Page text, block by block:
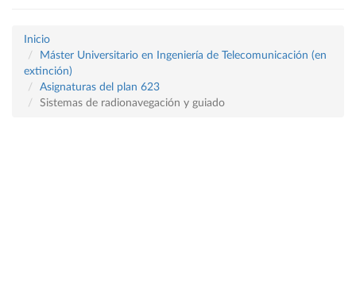
Inicio
Máster Universitario en Ingeniería de Telecomunicación (en
extinción)
Asignaturas del plan 623
Sistemas de radionavegación y guiado